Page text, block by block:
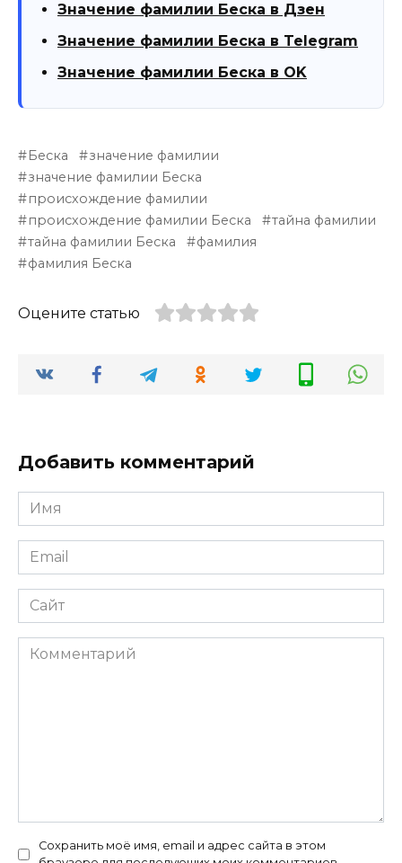
Значение фамилии Беска в Дзен
Значение фамилии Беска в Telegram
Значение фамилии Беска в OK
Беска
значение фамилии
значение фамилии Беска
происхождение фамилии
происхождение фамилии Беска
тайна фамилии
тайна фамилии Беска
фамилия
фамилия Беска
Оцените статью
Добавить комментарий
Имя
*
Email
*
Сайт
Комментарий
Сохранить моё имя, email и адрес сайта в этом